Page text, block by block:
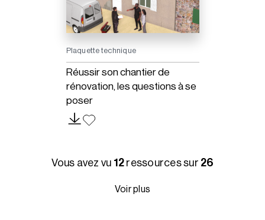
Plaquette technique
Réussir son chantier de
rénovation, les questions à se
poser
Vous avez vu 12 ressources sur 26
Voir plus